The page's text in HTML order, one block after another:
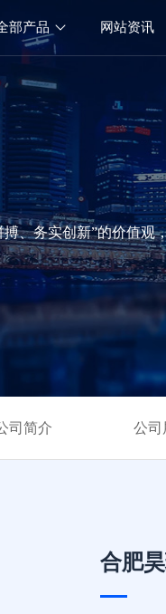
部产品 网站资讯
、务实创新”的价值观
司简介 公司
合肥